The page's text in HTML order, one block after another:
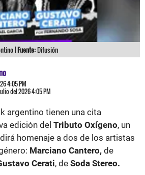
|Fuente:Difusión
4:05 PM
del 2026 4:05 PM
argentino tienen una cita
edición del Tributo Oxígeno, un
homenaje a dos de los artistas
Marciano Cantero, de
Cerati, de Soda Stereo.